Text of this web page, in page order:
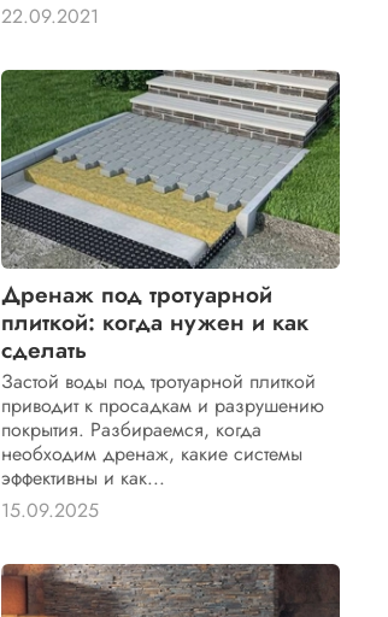
22.09.2021
Дренаж под тротуарной
плиткой: когда нужен и как
сделать
Застой воды под тротуарной плиткой
приводит к просадкам и разрушению
покрытия. Разбираемся, когда
необходим дренаж, какие системы
эффективны и как...
15.09.2025